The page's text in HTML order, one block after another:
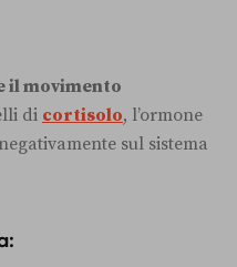
il movimento
di cortisolo, l’ormone
sul sistema